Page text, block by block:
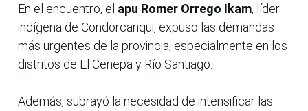
En el encuentro, el apu Romer Orrego Ikam, líder
indígena de Condorcanqui, expuso las demandas
más urgentes de la provincia, especialmente en los
distritos de El Cenepa y Río Santiago.
Además, subrayó la necesidad de intensificar las